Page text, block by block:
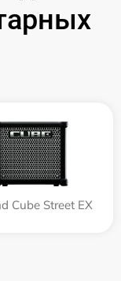
Cube Street EX